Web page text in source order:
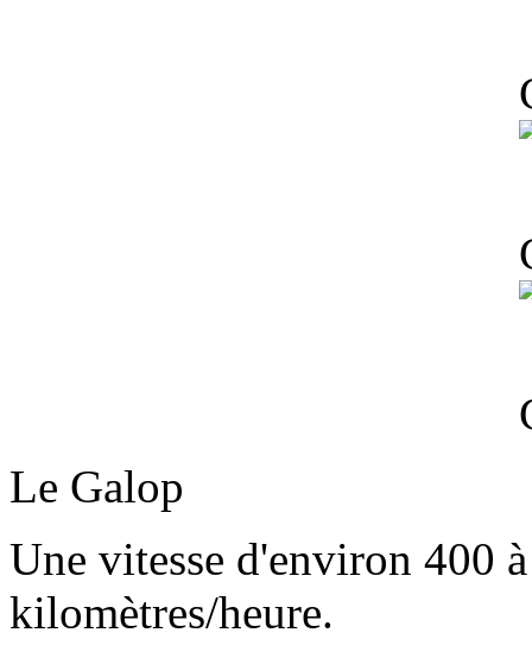
Le Galop
Une vitesse d'environ 400
kilomètres/heure.